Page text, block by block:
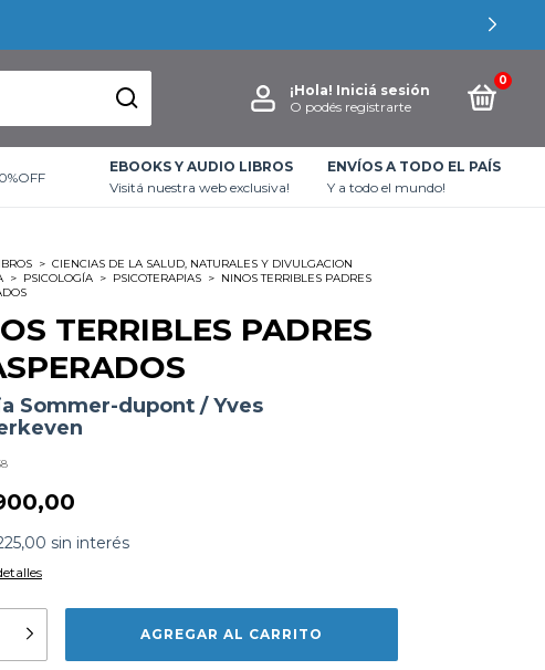
¡Hola! Iniciá sesión
O podés registrarte
0
EBOOKS Y AUDIO LIBROS
Visitá nuestra web exclusiva!
ENVÍOS A TODO EL PAÍS
Y a todo el mundo!
> CIENCIAS DE LA SALUD, NATURALES Y DIVULGACION
> PSICOLOGÍA > PSICOTERAPIAS > NINOS TERRIBLES PADRES
TERRIBLES PADRES
Sommer-dupont / Yves
sin interés